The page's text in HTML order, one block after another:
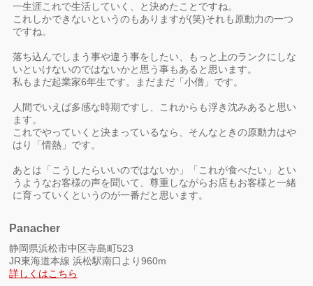
一生涯これで生活していく、と決めたことですね。
これしかできないというのもありますが(笑)それも原動力の一つ
ですね。
落ち込んでしまう事や違う事をしたい、もっと上のランクにしな
いといけないのではないかと思う事もあると思います。
私もまだ起業家6年生です。まだまだ「小僧」です。
人間でいえば多感な時期ですし、これからも浮き沈みあると思い
ます。
これでやっていくと決まっているなら、そんなときの原動力はや
はり「情熱」です。
あとは「こうしたらいいのではないか」「これが食べたい」とい
うようなお客様の声を聞いて、尊重しながらお店もお客様と一緒
に育っていくというのが一番だと思います。
Panacher
静岡県浜松市中区寺島町523
JR東海道本線 浜松駅南口より960m
詳しくはこちら